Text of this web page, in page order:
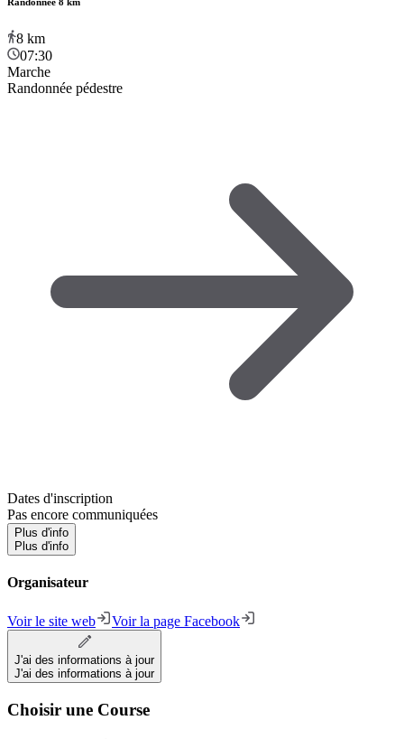
8 km
07:30
Marche
Randonnée pédestre
Dates d'inscription
Pas encore communiquées
Plus d'info
Plus d'info
Organisateur
Voir le site web Voir la page Facebook
J'ai des informations à jour
J'ai des informations à jour
Choisir une Course